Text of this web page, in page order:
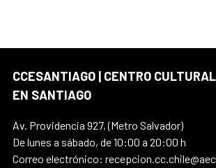
CCESANTIAGO | CENTRO
EN SANTIAGO
Av. Providencia 927, (Metro Salvador)
De lunes a sábado, de 10:00 a 20:00 h
Correo electrónico: